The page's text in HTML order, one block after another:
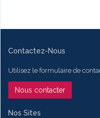
Contactez-Nous
Utilisez le formulaire de
Nous contacter
Nos Sites